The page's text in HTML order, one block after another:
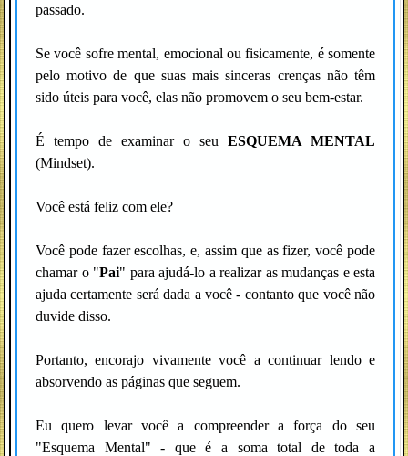
passado.
Se você sofre mental, emocional ou fisicamente, é somente
pelo motivo de que suas mais sinceras crenças não têm
sido úteis para você, elas não promovem o seu bem-estar.
É tempo de examinar o seu ESQUEMA MENTAL
(Mindset).
Você está feliz com ele?
Você pode fazer escolhas, e, assim que as fizer, você pode
chamar o "Pai" para ajudá-lo a realizar as mudanças e esta
ajuda certamente será dada a você - contanto que você não
duvide disso.
Portanto, encorajo vivamente você a continuar lendo e
absorvendo as páginas que seguem.
Eu quero levar você a compreender a força do seu
"Esquema Mental" - que é a soma total de toda a